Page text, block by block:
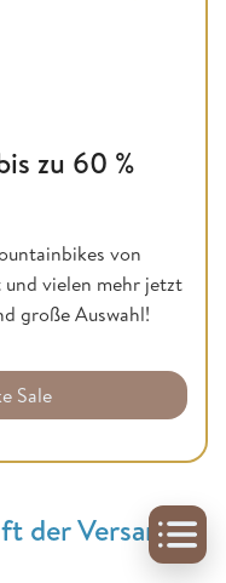
zu 60 %
von
und vielen mehr jetzt
große Auswahl!
Sale
der Versand